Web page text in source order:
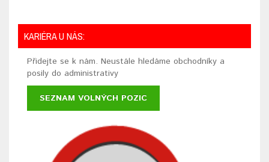
KARIÉRA U NÁS:
Přidejte se k nám. Neustále hledáme obchodníky a
posily do administrativy
SEZNAM VOLNÝCH POZIC